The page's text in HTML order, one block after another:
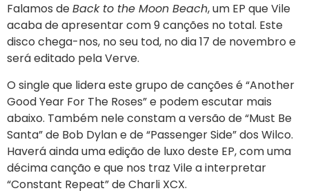
Falamos deBack to the Moon Beach, um EP que Vile
acaba de apresentar com 9 canções no total. Este
disco chega-nos, no seu tod, no dia 17 de novembro e
será editado pela Verve.
O single que lidera este grupo de canções é “Another
Good Year For The Roses” e podem escutar mais
abaixo. Também nele constam a versão de “Must Be
Santa” de Bob Dylan e de “Passenger Side” dos Wilco.
Haverá ainda uma edição de luxo deste EP, com uma
décima canção e que nos traz Vile a interpretar
“Constant Repeat” de Charli XCX.